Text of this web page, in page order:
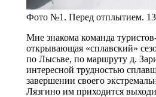
Фото №1. Перед отплытием. 13
Мне знакома команда
открывающая «сплавский»
по Лысьве, по маршруту д.
интересной трудностью
завершении своего
Лязгино им приходится